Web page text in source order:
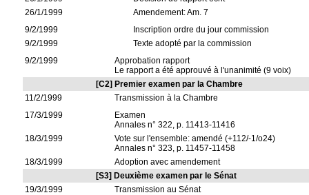
26/1/1999
Amendement: Am. 7
9/2/1999
Inscription ordre du jour commission
9/2/1999
Texte adopté par la commission
9/2/1999
Approbation rapport
Le rapport a été approuvé à l'unanimité (9 voix)
[C2] Premier examen par la Chambre
11/2/1999
Transmission à la Chambre
17/3/1999
Examen
Annales n° 322, p. 11413-11416
18/3/1999
Vote sur l'ensemble: amendé (+112/-1/o24)
Annales n° 323, p. 11457-11458
18/3/1999
Adoption avec amendement
[S3] Deuxième examen par le Sénat
19/3/1999
Transmission au Sénat